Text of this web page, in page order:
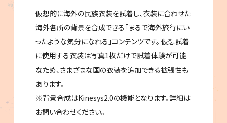
仮想的に海外の民族衣装を試着し、衣装に合わせた
海外各所の背景を合成できる「まるで海外旅行にい
ったような気分になれる」コンテンツです。 仮想試着
に使用する衣装は写真1枚だけで試着体験が可能
なため、さまざまな国の衣装を追加できる拡張性も
あります。
※背景合成はKinesys2.0の機能となります。詳細は
お問い合わせください。